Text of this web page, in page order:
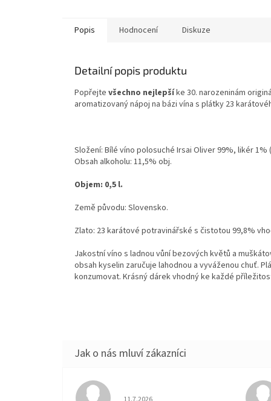
Popis Hodnocení Diskuze
Detailní popis produktu
Popřejte všechno nejlepšíke 30. narozeninám
aromatizovaný nápoj na bázi vína s plátky 23
Složení: Bílé víno polosuché Irsai Oliver 99%, likér
Obsah alkoholu: 11,5% obj.
Objem: 0,5 l.
Země původu: Slovensko.
Zlato: 23 karátové potravinářské s čistotou 99,8%
Jakostní víno s ladnou vůní bezových květů a
obsah kyselin zaručuje lahodnou a vyváženou chuť.
konzumovat. Krásný dárek vhodný ke každé
Hodnocení obchodu je 5 z 5 hvězdiček.